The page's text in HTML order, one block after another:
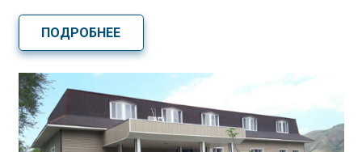
ПОДРОБНЕЕ